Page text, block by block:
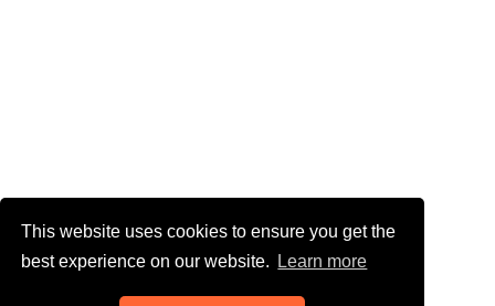
This website uses cookies to ensure you get the
best experience on our website.
Learn more